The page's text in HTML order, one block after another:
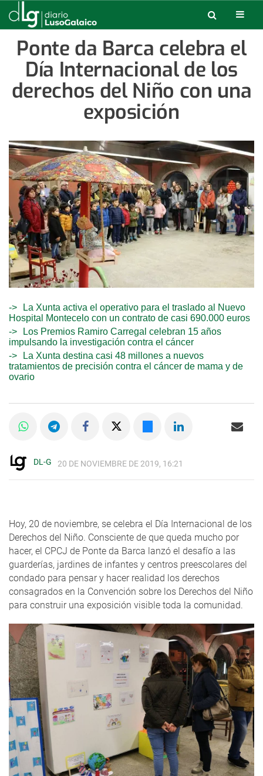
Ponte da Barca celebra el
Día Internacional de los
derechos del Niño con una
exposición
La Xunta activa el operativo para el traslado al Nuevo
Hospital Montecelo con un contrato de casi 690.000 euros
Los Premios Ramiro Carregal celebran 15 años
impulsando la investigación contra el cáncer
La Xunta destina casi 48 millones a nuevos
tratamientos de precisión contra el cáncer de mama y de
ovario
DL-G 20 DE NOVIEMBRE DE 2019, 16:21
Hoy, 20 de noviembre, se celebra el Día Internacional de los
Derechos del Niño. Consciente de que queda mucho por
hacer, el CPCJ de Ponte da Barca lanzó el desafío a las
guarderías, jardines de infantes y centros preescolares del
condado para pensar y hacer realidad los derechos
consagrados en la Convención sobre los Derechos del Niño
para construir una exposición visible toda la comunidad.